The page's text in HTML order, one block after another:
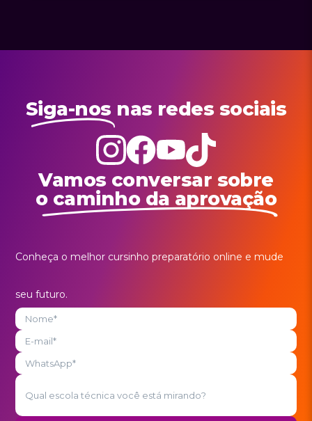
Siga-nosnas redes sociais
Vamos conversar sobre
o caminho da aprovação
Conheça o melhor cursinho preparatório online e mude
seu futuro.